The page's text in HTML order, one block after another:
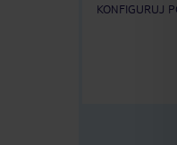
KONFIGURUJ